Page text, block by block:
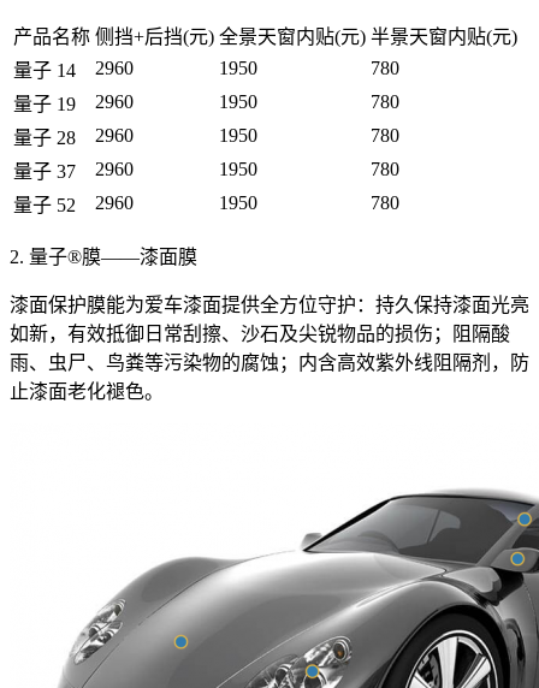
产品名称 侧挡+后挡(元) 全景天窗内贴(元) 半景天窗内贴(元)
量子 14
2960 1950
780
量子 19
2960 1950
780
量子 28
2960 1950
780
量子 37
2960 1950
780
量子 52
2960 1950 780
2. 量子®膜——漆面膜
漆面保护膜能为爱车漆面提供全方位守护：持久保持漆面光亮
如新，有效抵御日常刮擦、沙石及尖锐物品的损伤；阻隔酸
雨、虫尸、鸟粪等污染物的腐蚀；内含高效紫外线阻隔剂，防
止漆面老化褪色。